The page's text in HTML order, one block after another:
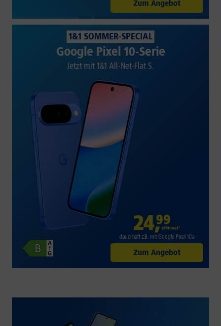
Zum Angebot
1&1 SOMMER-SPECIAL
Google Pixel 10-Serie
Jetzt mit 1&1 All-Net-Flat S.
24,99
€/Monat*
dauerhaft z.B. mit Google Pixel 10a
Zum Angebot